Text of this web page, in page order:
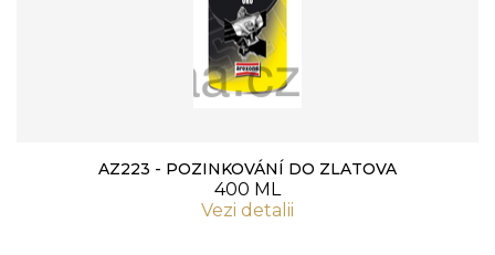
AZ223 - POZINKOVÁNÍ DO ZLATOVA
400 ML
Vezi detalii